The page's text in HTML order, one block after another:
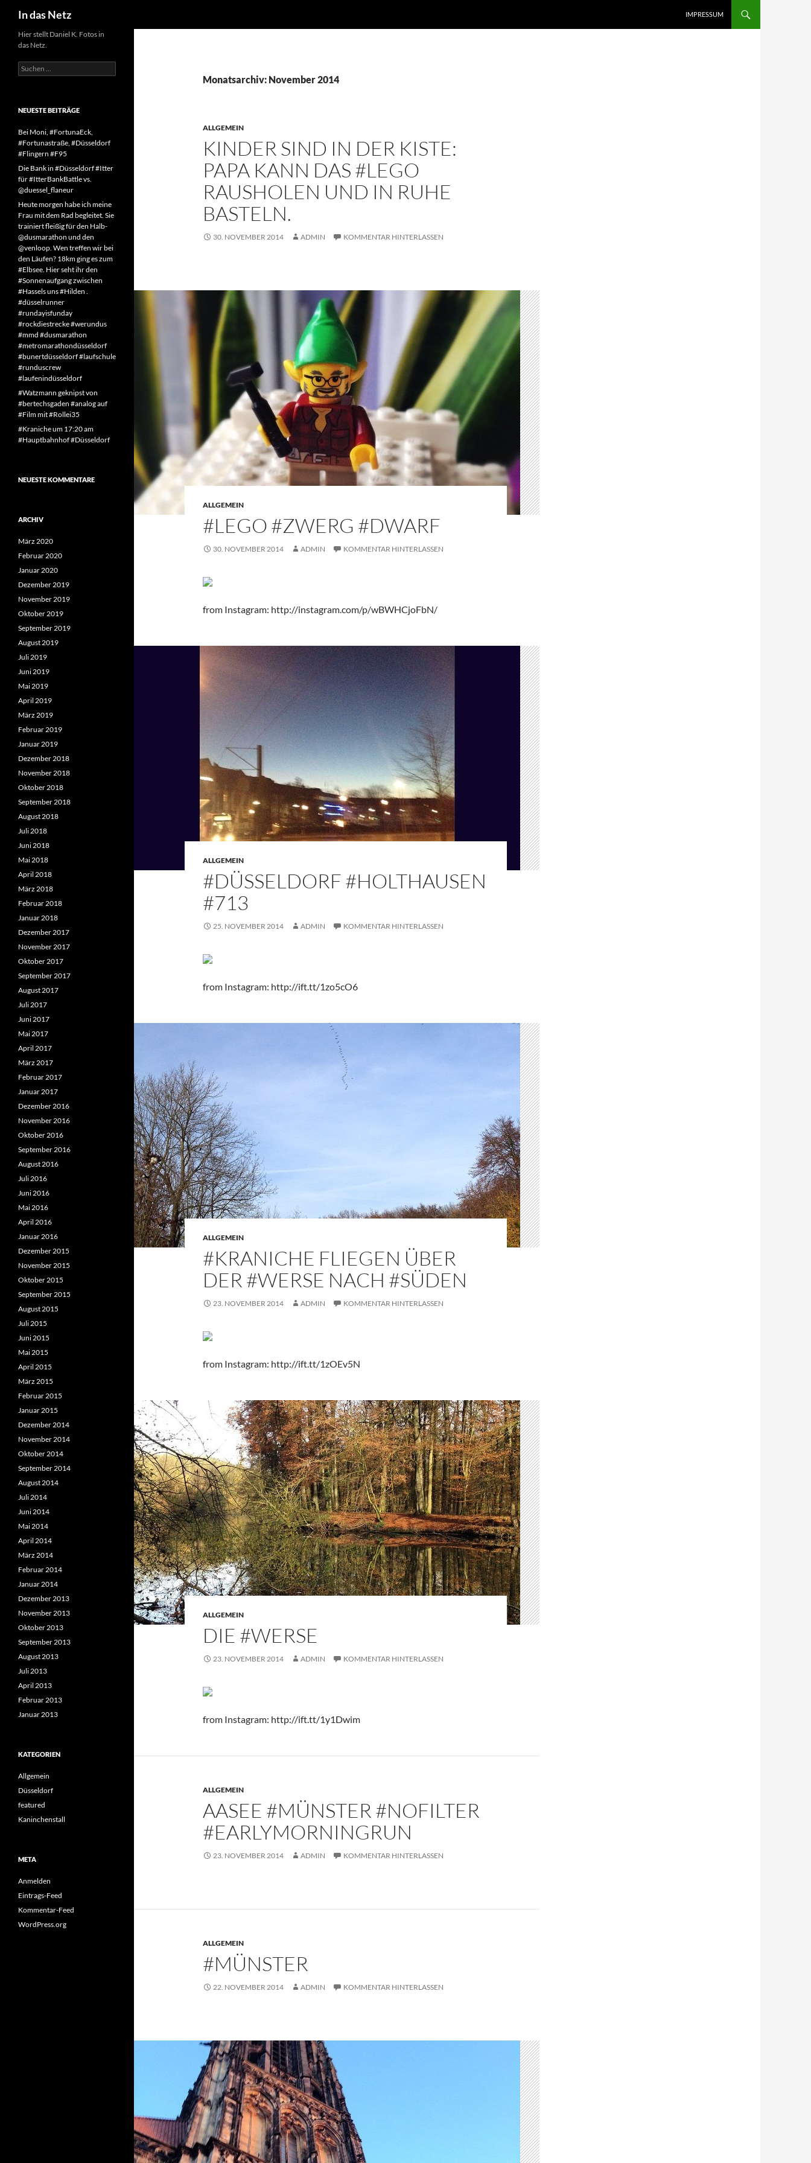
Inhalt
springen
In das Netz IMPRESSUM
Monatsarchiv: November 2014
ALLGEMEIN
KINDER SIND IN DER KISTE:
PAPA KANN DAS #LEGO
RAUSHOLEN UND IN RUHE
BASTELN.
30. NOVEMBER 2014 ADMIN KOMMENTAR HINTERLASSEN
ALLGEMEIN
#LEGO #ZWERG #DWARF
30. NOVEMBER 2014 ADMIN KOMMENTAR HINTERLASSEN
from Instagram: http://instagram.com/p/wBWHCjoFbN/
ALLGEMEIN
#DÜSSELDORF #HOLTHAUSEN
#713
25. NOVEMBER 2014 ADMIN KOMMENTAR HINTERLASSEN
from Instagram: http://ift.tt/1zo5cO6
ALLGEMEIN
#KRANICHE FLIEGEN ÜBER
DER #WERSE NACH #SÜDEN
23. NOVEMBER 2014 ADMIN KOMMENTAR HINTERLASSEN
from Instagram: http://ift.tt/1zOEv5N
ALLGEMEIN
DIE #WERSE
23. NOVEMBER 2014 ADMIN KOMMENTAR HINTERLASSEN
from Instagram: http://ift.tt/1y1Dwim
ALLGEMEIN
AASEE #MÜNSTER #NOFILTER
#EARLYMORNINGRUN
23. NOVEMBER 2014 ADMIN KOMMENTAR HINTERLASSEN
ALLGEMEIN
#MÜNSTER
22. NOVEMBER 2014 ADMIN KOMMENTAR HINTERLASSEN
Hier stellt Daniel K. Fotos in
das Netz.
Suchen
nach:
NEUESTE BEITRÄGE
Bei Moni, #FortunaEck,
#Fortunastraße, #Düsseldorf
#Flingern #F95
Die Bank in #Düsseldorf #Itter
für #ItterBankBattle vs.
@duessel_flaneur
Heute morgen habe ich meine
Frau mit dem Rad begleitet. Sie
trainiert fleißig für den Halb-
@dusmarathon und den
@venloop. Wen treffen wir bei
den Läufen? 18km ging es zum
#Elbsee. Hier seht ihr den
#Sonnenaufgang zwischen
#Hassels uns #Hilden .
#düsselrunner
#rundayisfunday
#rockdiestrecke #werundus
#mmd #dusmarathon
#metromarathondüsseldorf
#bunertdüsseldorf #laufschule
#runduscrew
#laufenindüsseldorf
#Watzmann geknipst von
#bertechsgaden #analog auf
#Film mit #Rollei35
#Kraniche um 17:20 am
#Hauptbahnhof #Düsseldorf
NEUESTE KOMMENTARE
ARCHIV
März 2020
Februar 2020
Januar 2020
Dezember 2019
November 2019
Oktober 2019
September 2019
August 2019
Juli 2019
Juni 2019
Mai 2019
April 2019
März 2019
Februar 2019
Januar 2019
Dezember 2018
November 2018
Oktober 2018
September 2018
August 2018
Juli 2018
Juni 2018
Mai 2018
April 2018
März 2018
Februar 2018
Januar 2018
Dezember 2017
November 2017
Oktober 2017
September 2017
August 2017
Juli 2017
Juni 2017
Mai 2017
April 2017
März 2017
Februar 2017
Januar 2017
Dezember 2016
November 2016
Oktober 2016
September 2016
August 2016
Juli 2016
Juni 2016
Mai 2016
April 2016
Januar 2016
Dezember 2015
November 2015
Oktober 2015
September 2015
August 2015
Juli 2015
Juni 2015
Mai 2015
April 2015
März 2015
Februar 2015
Januar 2015
Dezember 2014
November 2014
Oktober 2014
September 2014
August 2014
Juli 2014
Juni 2014
Mai 2014
April 2014
März 2014
Februar 2014
Januar 2014
Dezember 2013
November 2013
Oktober 2013
September 2013
August 2013
Juli 2013
April 2013
Februar 2013
Januar 2013
KATEGORIEN
Allgemein
Düsseldorf
featured
Kaninchenstall
META
Anmelden
Eintrags-Feed
Kommentar-Feed
WordPress.org